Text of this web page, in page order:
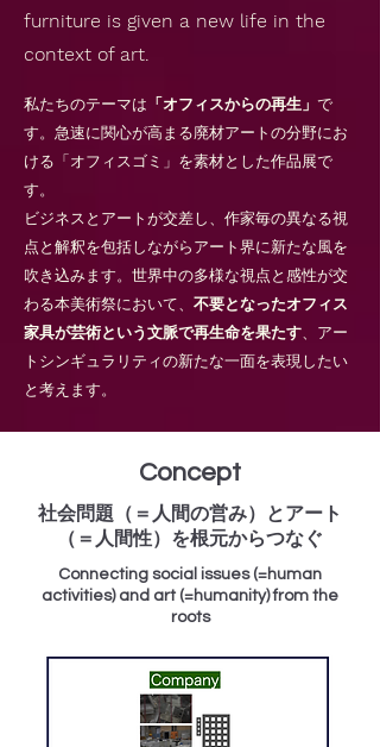
furniture is given a new life in the
context of art.
私たちのテーマは 「オフィスからの再生」 で
す。急速に関心が高まる廃材アートの分野にお
ける「オフィスゴミ」を素材とした作品展で
す。
ビジネスとアートが交差し、作家毎の異なる視
点と解釈を包括しながらアート界に新たな風を
吹き込みます。世界中の多様な視点と感性が交
わる本美術祭において、 不要となったオフィス
家具が芸術という文脈で再生命を果たす、アー
トシンギュラリティの新たな一面を表現したい
と考えます。
Concept
社会問題（＝人間の営み）とアート
（＝人間性）を根元からつなぐ
Connecting social issues (=human
activities) and art (=humanity) from the
roots